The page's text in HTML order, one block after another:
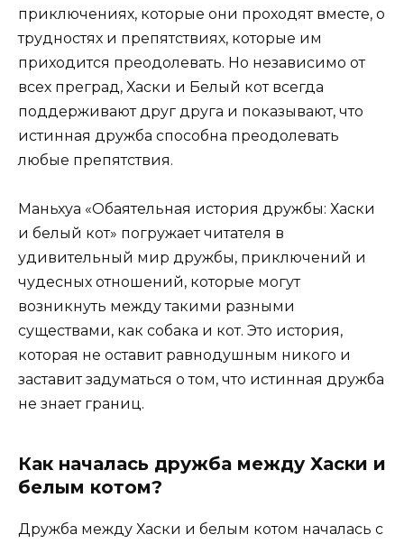
приключениях, которые они проходят вместе, о
трудностях и препятствиях, которые им
приходится преодолевать. Но независимо от
всех преград, Хаски и Белый кот всегда
поддерживают друг друга и показывают, что
истинная дружба способна преодолевать
любые препятствия.
Маньхуа «Обаятельная история дружбы: Хаски
и белый кот» погружает читателя в
удивительный мир дружбы, приключений и
чудесных отношений, которые могут
возникнуть между такими разными
существами, как собака и кот. Это история,
которая не оставит равнодушным никого и
заставит задуматься о том, что истинная дружба
не знает границ.
Как началась дружба между Хаски и
белым котом?
Дружба между Хаски и белым котом началась с